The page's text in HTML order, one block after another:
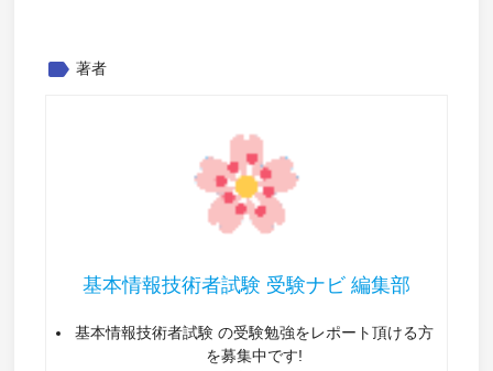
label 著者
基本情報技術者試験 受験ナビ 編集部
基本情報技術者試験 の受験勉強をレポート頂ける方
を募集中です!